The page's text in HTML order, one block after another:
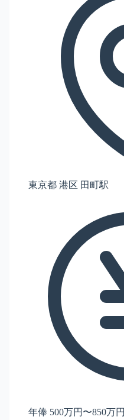
東京都 港区 田町駅
年俸 500万円〜850万円